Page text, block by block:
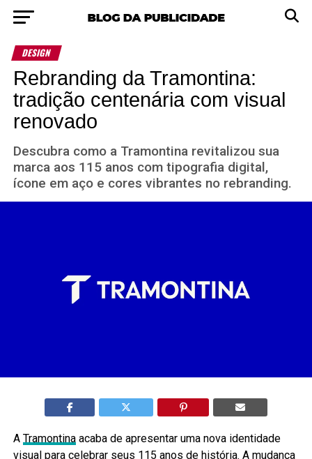
DESIGN
Rebranding da Tramontina:
tradição centenária com visual
renovado
Descubra como a Tramontina revitalizou sua
marca aos 115 anos com tipografia digital,
ícone em aço e cores vibrantes no rebranding.
A Tramontinaacaba de apresentar uma nova identidade
visual para celebrar seus 115 anos de história. A mudança